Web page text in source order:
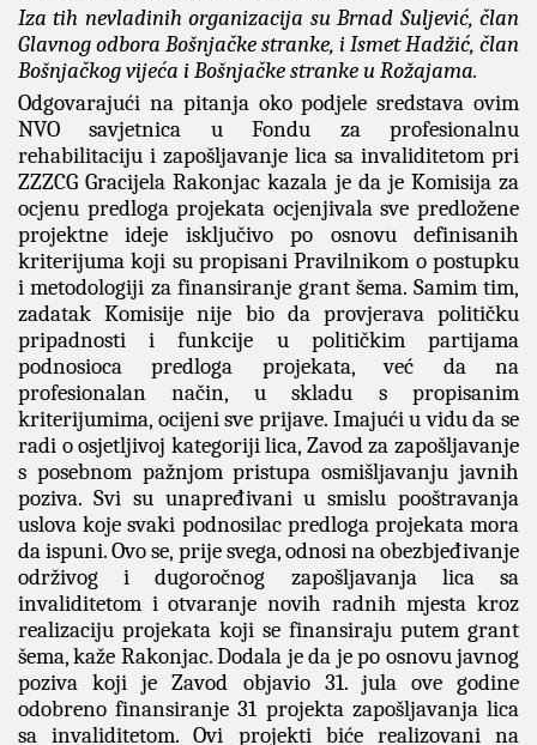
Iza tih nevladinih organizacija su Brnad Suljević, član
Glavnog odbora Bošnjačke stranke, i Ismet Hadžić, član
Bošnjačkog vijeća i Bošnjačke stranke u Rožajama.
Odgovarajući na pitanja oko podjele sredstava ovim
NVO savjetnica u Fondu za profesionalnu
rehabilitaciju i zapošljavanje lica sa invaliditetom pri
ZZZCG Gracijela Rakonjac kazala je da je Komisija za
ocjenu predloga projekata ocjenjivala sve predložene
projektne ideje isključivo po osnovu definisanih
kriterijuma koji su propisani Pravilnikom o postupku
i metodologiji za finansiranje grant šema. Samim tim,
zadatak Komisije nije bio da provjerava političku
pripadnosti i funkcije u političkim partijama
podnosioca predloga projekata, već da na
profesionalan način, u skladu s propisanim
kriterijumima, ocijeni sve prijave. Imajući u vidu da se
radi o osjetljivoj kategoriji lica, Zavod za zapošljavanje
s posebnom pažnjom pristupa osmišljavanju javnih
poziva. Svi su unapređivani u smislu pooštravanja
uslova koje svaki podnosilac predloga projekata mora
da ispuni. Ovo se, prije svega, odnosi na obezbjeđivanje
održivog i dugoročnog zapošljavanja lica sa
invaliditetom i otvaranje novih radnih mjesta kroz
realizaciju projekata koji se finansiraju putem grant
šema, kaže Rakonjac. Dodala je da je po osnovu javnog
poziva koji je Zavod objavio 31. jula ove godine
odobreno finansiranje 31 projekta zapošljavanja lica
sa invaliditetom. Ovi projekti biće realizovani na